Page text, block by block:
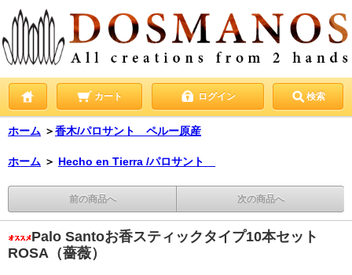
カート ログイン 検索
ホーム ＞香木/パロサント ペルー原産
ホーム ＞ Hecho en Tierra /パロサント
前の商品へ 次の商品へ
Palo Santoお香スティックタイプ10本セット
ROSA（薔薇）